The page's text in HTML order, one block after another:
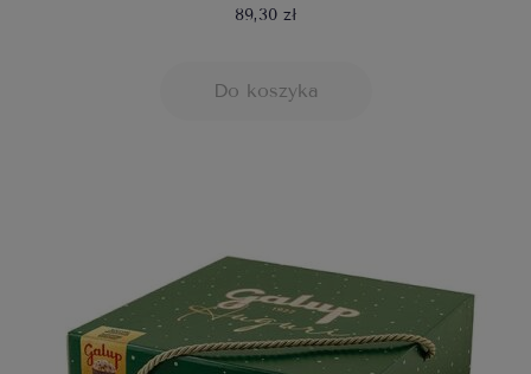
89,30 zł
Do koszyka